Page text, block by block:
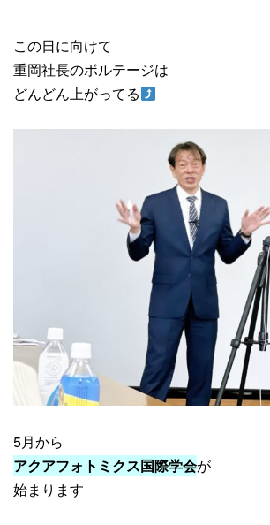
この日に向けて
重岡社長のボルテージは
どんどん上がってる
5月から
アクアフォトミクス国際学会が
始まります